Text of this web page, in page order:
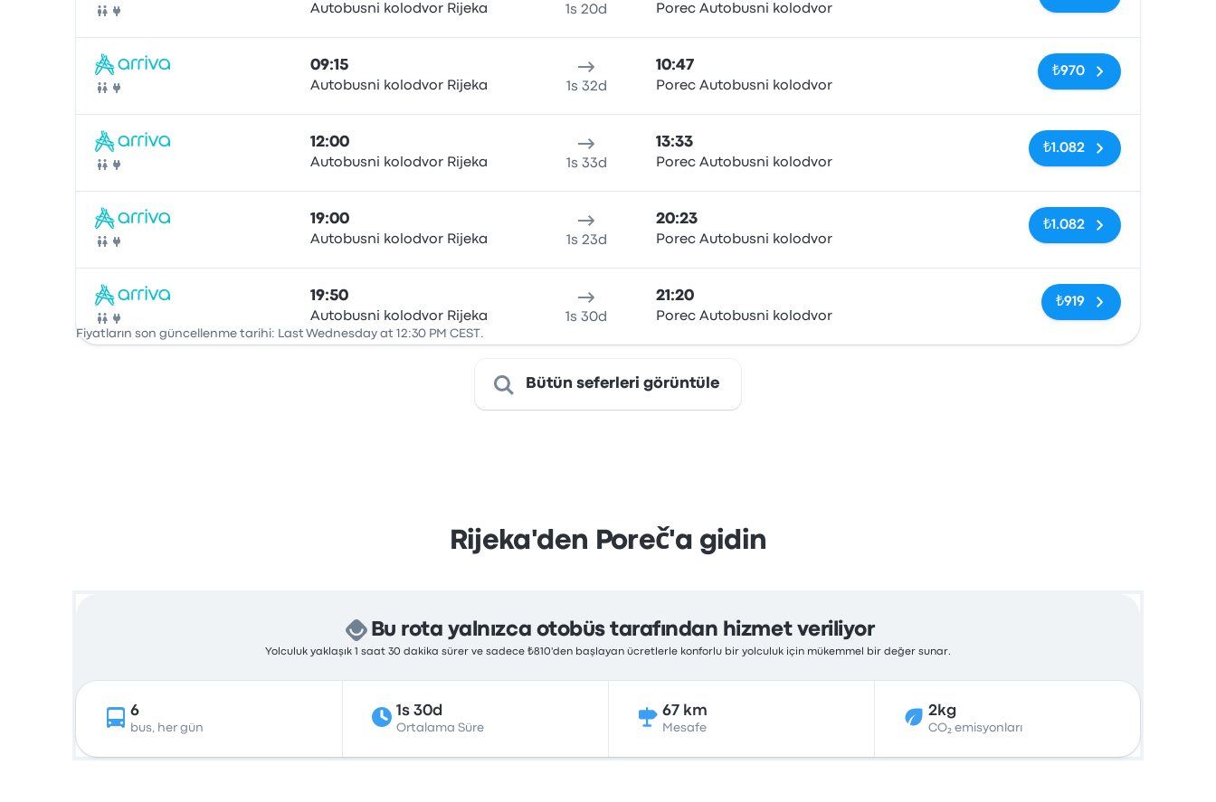
Otobüs
Autobusni kolodvor Rijeka 1s 20d Porec Autobusni kolodvor
Otobüs
09:15
Autobusni kolodvor Rijeka 1s 32d
10:47
Porec Autobusni kolodvor
Etiketler yok
₺970
Otobüs
12:00
Autobusni kolodvor Rijeka 1s 33d
13:33
Porec Autobusni kolodvor
Etiketler yok
₺1.082
Otobüs
19:00
Autobusni kolodvor Rijeka 1s 23d
20:23
Porec Autobusni kolodvor
Etiketler yok
₺1.082
Otobüs
19:50
Autobusni kolodvor Rijeka 1s 30d
21:20
Porec Autobusni kolodvor
Etiketler yok
₺919
Fiyatların son güncellenme tarihi: Last Wednesday at 12:30 PM CEST.
Bütün seferleri görüntüle
Rijeka'den Poreč'a gidin
Bu rota yalnızca otobüs tarafından hizmet veriliyor
Yolculuk yaklaşık 1 saat 30 dakika sürer ve sadece ₺810'den başlayan ücretlerle konforlu bir yolculuk için mükemmel bir değer sunar.
6
bus, her gün
1s 30d
Ortalama Süre
67 km
Mesafe
2kg
CO₂ emisyonları